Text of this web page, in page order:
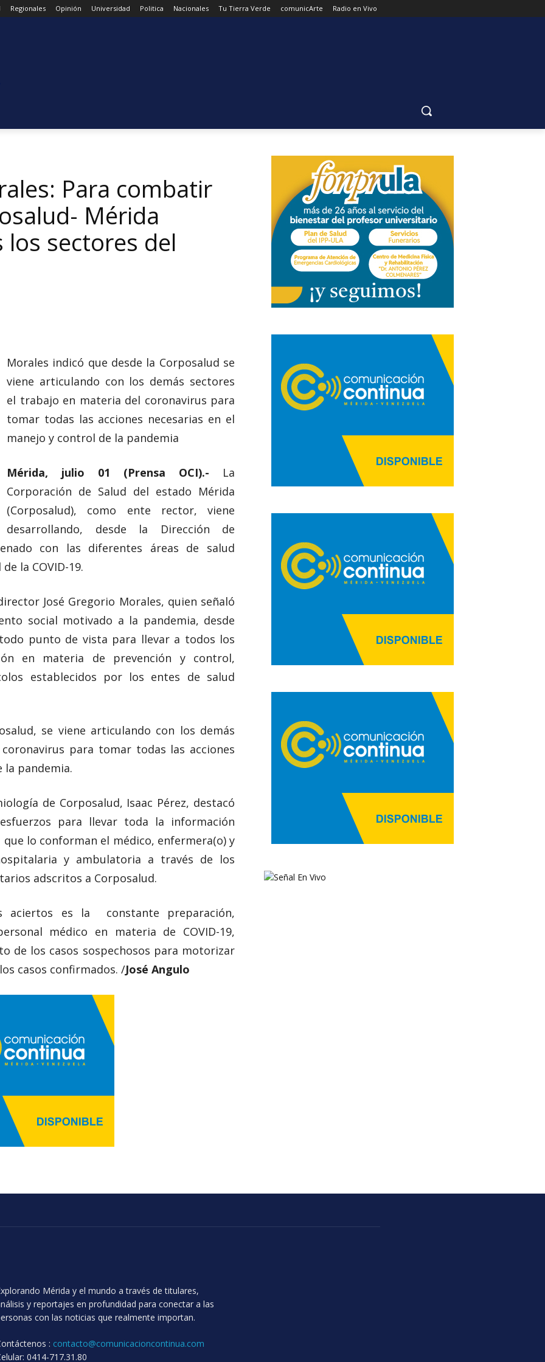
Regionales Opinión Universidad Politica Nacionales Tu Tierra Verde comunicArte Radio en Vivo
Para combatir
Mérida
sectores del
Morales indicó que desde la Corposalud se
viene articulando con los demás sectores
el trabajo en materia del coronavirus para
tomar todas las acciones necesarias en el
manejo y control de la pandemia
Mérida, julio 01 (Prensa OCI).- La
Corporación de Salud del estado Mérida
(Corposalud), como ente rector, viene
desarrollando, desde la Dirección de
con las diferentes áreas de salud
la COVID-19.
José Gregorio Morales, quien señaló
social motivado a la pandemia, desde
punto de vista para llevar a todos los
en materia de prevención y control,
establecidos por los entes de salud
se viene articulando con los demás
para tomar todas las acciones
la pandemia.
de Corposalud, Isaac Pérez, destacó
para llevar toda la información
lo conforman el médico, enfermera(o) y
y ambulatoria a través de los
adscritos a Corposalud.
aciertos es la constante preparación,
médico en materia de COVID-19,
de los casos sospechosos para motorizar
casos confirmados. /José Angulo
Mérida y el mundo a través de titulares,
y reportajes en profundidad para conectar a las
con las noticias que realmente importan.
: contacto@comunicacioncontinua.com
0414-717.31.80